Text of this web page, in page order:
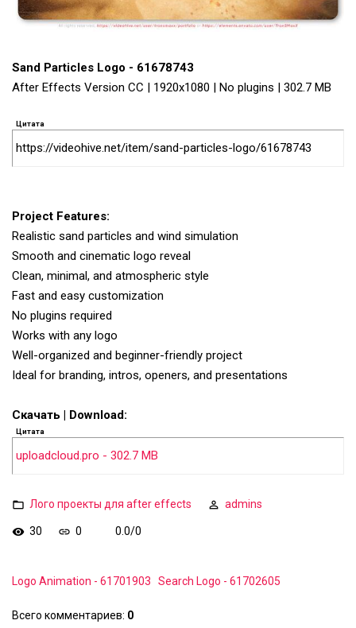
Sand Particles Logo - 61678743
After Effects Version CC | 1920x1080 | No plugins | 302.7 MB
Цитата
https://videohive.net/item/sand-particles-logo/61678743
Project Features:
Realistic sand particles and wind simulation
Smooth and cinematic logo reveal
Clean, minimal, and atmospheric style
Fast and easy customization
No plugins required
Works with any logo
Well-organized and beginner-friendly project
Ideal for branding, intros, openers, and presentations
Скачать | Download:
Цитата
uploadcloud.pro - 302.7 MB
Лого проекты для after effects admins
30 0 0.0/0
Logo Animation - 61701903 Search Logo - 61702605
Всего комментариев: 0